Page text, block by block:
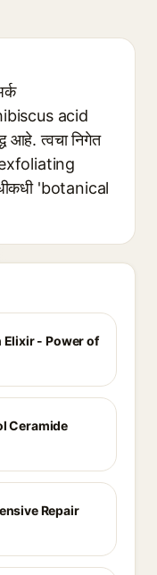
acid
आहे. त्वचा निगेत
'botanical
Elixir - Power of
Ceramide
Repair